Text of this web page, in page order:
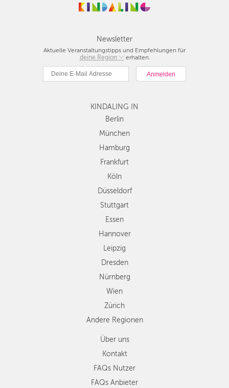
Newsletter
Aktuelle Veranstaltungstipps und Empfehlungen für
deine Region
Berlin
München
Hamburg
Köln
Düsseldorf
Stuttgart
Essen
Dresden
Nürnberg
Wien
Zürich
Andere
Regionen
erhalten.
KINDALING IN
Berlin
München
Hamburg
Frankfurt
Köln
Düsseldorf
Stuttgart
Essen
Hannover
Leipzig
Dresden
Nürnberg
Wien
Zürich
Andere Regionen
Über uns
Kontakt
FAQs Nutzer
FAQs Anbieter